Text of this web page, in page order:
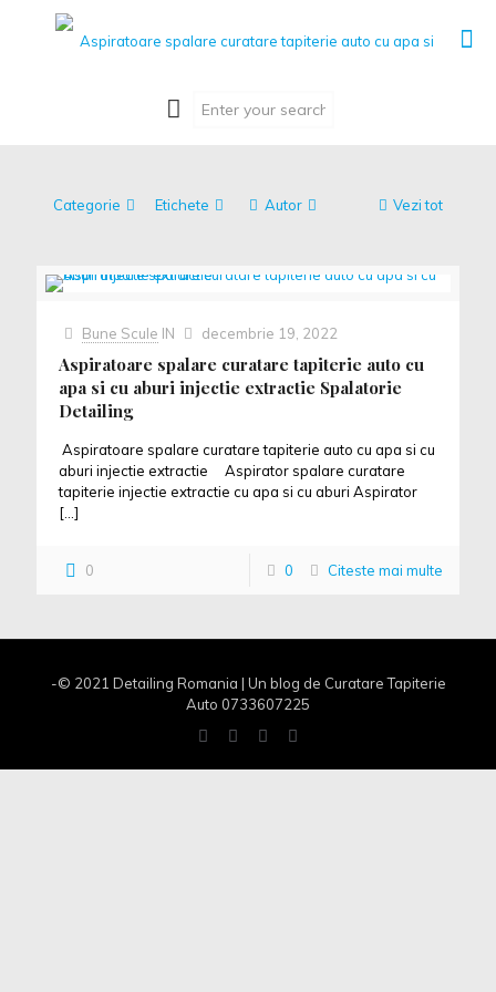
Categorie Etichete Autor Vezi tot
Bune Scule IN decembrie 19, 2022
Aspiratoare spalare curatare tapiterie auto cu
apa si cu aburi injectie extractie Spalatorie
Detailing
Aspiratoare spalare curatare tapiterie auto cu apa si cu
aburi injectie extractie Aspirator spalare curatare
tapiterie injectie extractie cu apa si cu aburi Aspirator
[…]
0 0 Citeste mai multe
-© 2021 Detailing Romania | Un blog de Curatare Tapiterie
Auto 0733607225